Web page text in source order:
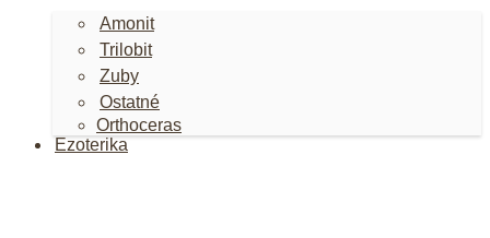
Amonit
Trilobit
Zuby
Ostatné
Orthoceras
Ezoterika